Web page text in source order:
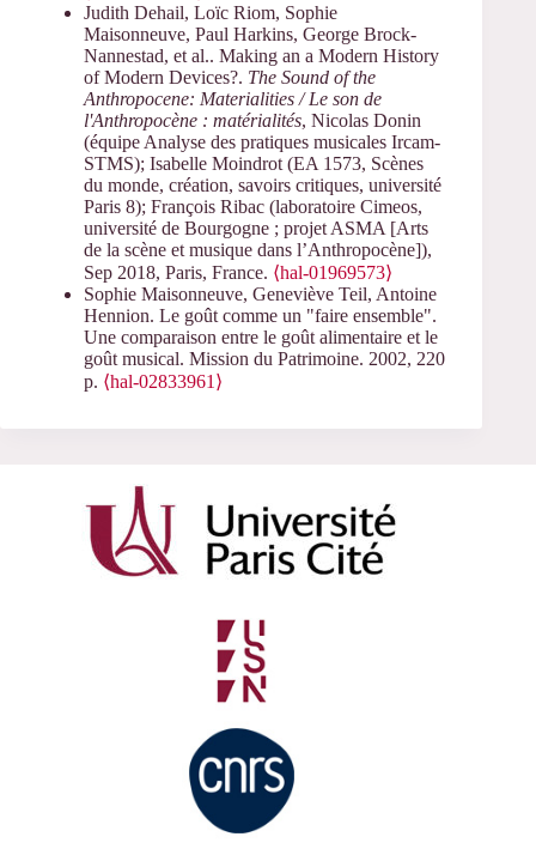
Judith Dehail, Loïc Riom, Sophie
Maisonneuve, Paul Harkins, George Brock-
Nannestad, et al.. Making an a Modern History
of Modern Devices?. The Sound of the
Anthropocene: Materialities / Le son de
l'Anthropocène : matérialités, Nicolas Donin
(équipe Analyse des pratiques musicales Ircam-
STMS); Isabelle Moindrot (EA 1573, Scènes
du monde, création, savoirs critiques, université
Paris 8); François Ribac (laboratoire Cimeos,
université de Bourgogne ; projet ASMA [Arts
de la scène et musique dans l’Anthropocène]),
Sep 2018, Paris, France. ⟨hal-01969573⟩
Sophie Maisonneuve, Geneviève Teil, Antoine
Hennion. Le goût comme un "faire ensemble".
Une comparaison entre le goût alimentaire et le
goût musical. Mission du Patrimoine. 2002, 220
p. ⟨hal-02833961⟩